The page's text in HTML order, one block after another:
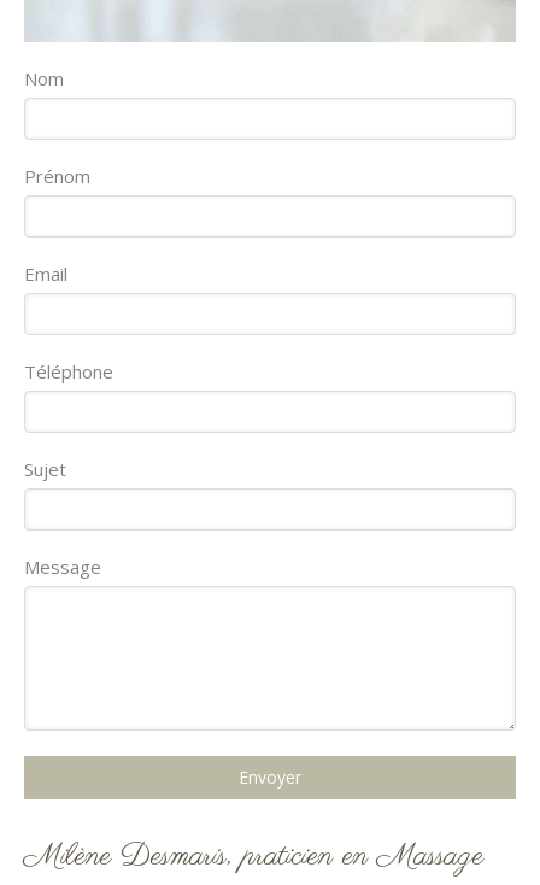
Nom
Prénom
Email
Téléphone
Sujet
Message
Envoyer
Milène Desmaris, praticien en Massage